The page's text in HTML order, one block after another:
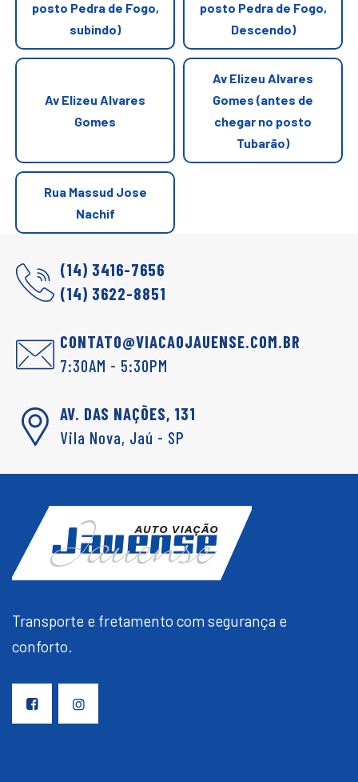
posto Pedra de Fogo,
subindo)
posto Pedra de Fogo,
Descendo)
Av Elizeu Alvares
Gomes
Av Elizeu Alvares
Gomes (antes de
chegar no posto
Tubarão)
Rua Massud Jose
Nachif
(14) 3416-7656
(14) 3622-8851
CONTATO@VIACAOJAUENSE.COM.BR
7:30AM - 5:30PM
AV. DAS NAÇÕES, 131
Vila Nova, Jaú - SP
Transporte e fretamento com segurança e
conforto.